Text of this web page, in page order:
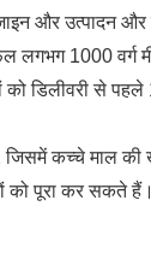
और उत्पादन
लगभग 1000
डिलीवरी से पहले
जिसमें कच्चे माल
को पूरा कर सकते हैं।